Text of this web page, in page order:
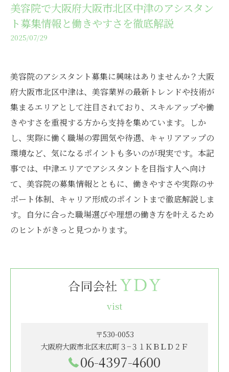
美容院で大阪府大阪市北区中津のアシスタン
ト募集情報と働きやすさを徹底解説
2025/07/29
美容院のアシスタント募集に興味はありませんか？大阪
府大阪市北区中津は、美容業界の最新トレンドや技術が
集まるエリアとして注目されており、スキルアップや働
きやすさを重視する方から支持を集めています。しか
し、実際に働く職場の雰囲気や待遇、キャリアアップの
環境など、気になるポイントも多いのが現実です。本記
事では、中津エリアでアシスタントを目指す人へ向け
て、美容院の募集情報とともに、働きやすさや実際のサ
ポート体制、キャリア形成のポイントまで徹底解説しま
す。自分に合った職場選びや理想の働き方を叶えるため
のヒントがきっと見つかります。
vist
〒530-0053
大阪府大阪市北区末広町３−３１ＫＢＬＤ２Ｆ
06-4397-4600